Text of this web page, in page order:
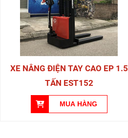
XE NÂNG ĐIỆN TAY CAO EP 1.5
TẤN EST152